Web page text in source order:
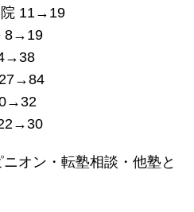
11→19
8→19
オン・転塾相談・他塾と